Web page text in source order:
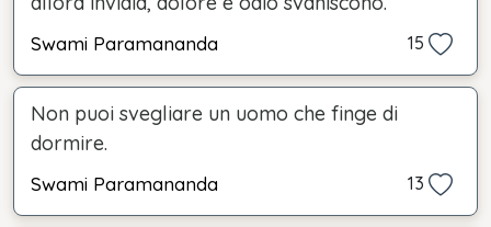
Swami Paramananda 15
Non puoi svegliare un uomo che finge di
dormire.
Swami Paramananda 13